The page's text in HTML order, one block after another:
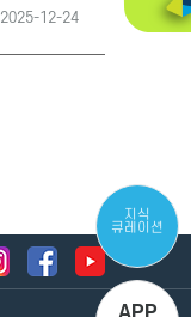
2025-12-24
지식
큐레이션